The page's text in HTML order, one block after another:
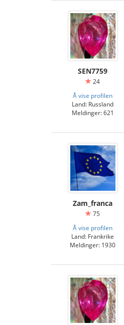
SEN7759
24
Å vise profilen
Land: Russland
Meldinger: 621
Zam_franca
75
Å vise profilen
Land: Frankrike
Meldinger: 1930